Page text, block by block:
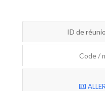
ID de
Code /